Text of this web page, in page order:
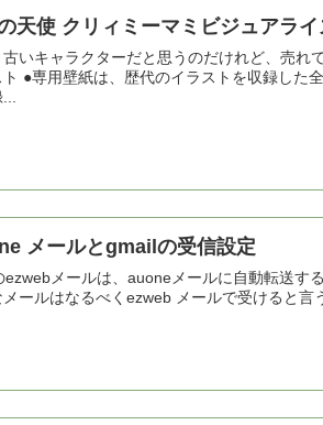
天使 クリィミーマミビジュアラ
いキャラクターだと思うのだけれど、売れ
用壁紙は、歴代のイラストを収録した全30種類！ ●音声は、クリィミーマミ 森沢優（CV
メールとgmailの受信設定
メールは、auoneメールに自動転送す
ールはなるべくezweb メールで受けると言